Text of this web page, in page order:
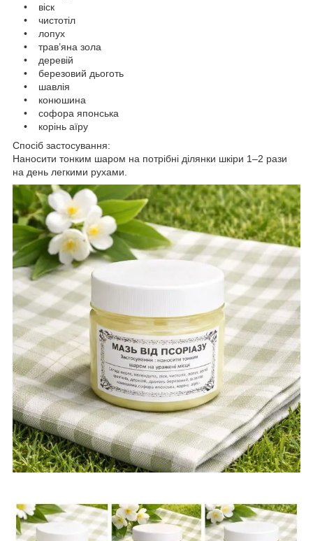
• віск
• чистотіл
• лопух
• трав’яна зола
• деревій
• березовий дьоготь
• шавлія
• конюшина
• софора японська
• корінь аїру
Спосіб застосування:
Наносити тонким шаром на потрібні ділянки шкіри 1–2 рази
на день легкими рухами.